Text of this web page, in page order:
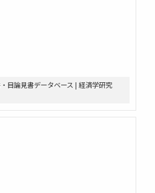
目論見書データベース | 経済学研究